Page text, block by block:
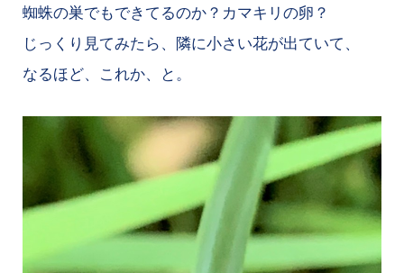
蜘蛛の巣でもできてるのか？カマキリの卵？
じっくり見てみたら、隣に小さい花が出ていて、
なるほど、これか、と。